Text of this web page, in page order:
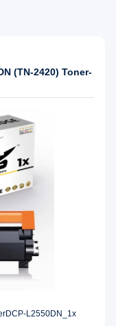
(TN-2420) Toner-
L2550DN_1x